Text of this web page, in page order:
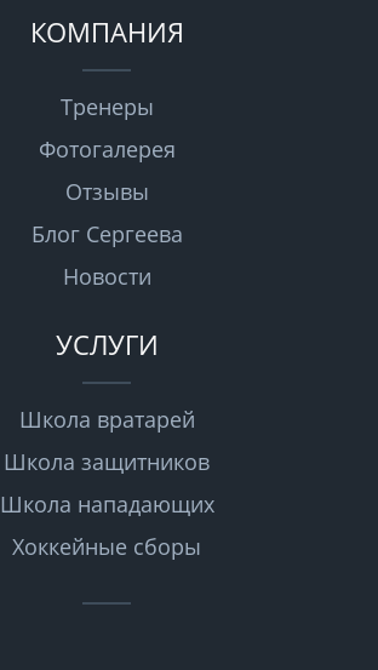
КОМПАНИЯ
Тренеры
Фотогалерея
Отзывы
Блог Сергеева
Новости
УСЛУГИ
Школа вратарей
Школа защитников
Школа нападающих
Хоккейные сборы